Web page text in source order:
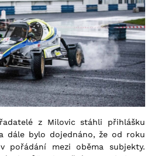
z Milovic stáhli přihlášku
dále bylo dojednáno, že od roku
pořádání mezi oběma subjekty.